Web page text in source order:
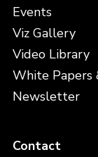
Events
Viz Gallery
Video Library
White Papers
Newsletter
Contact